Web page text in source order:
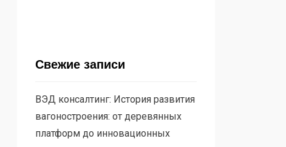
Свежие записи
ВЭД консалтинг: История развития
вагоностроения: от деревянных
платформ до инновационных